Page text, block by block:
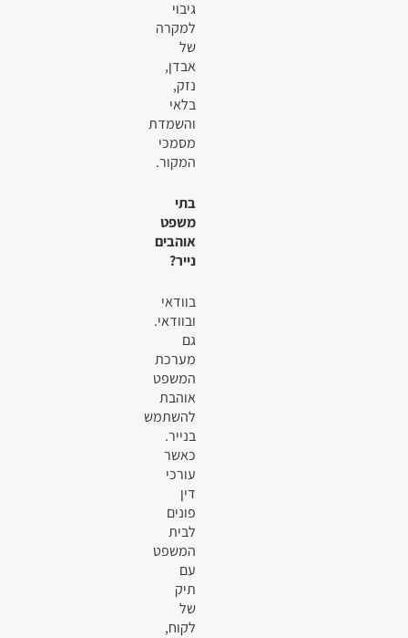
גיבוי
למקרה
של
אבדן,
נזק,
בלאי
והשמדת
מסמכי
המקור.
בתי
משפט
אוהבים
נייר?
בוודאי
ובוודאי.
גם
מערכת
המשפט
אוהבת
להשתמש
בנייר.
כאשר
עורכי
דין
פונים
לבית
המשפט
עם
תיק
של
לקוח,